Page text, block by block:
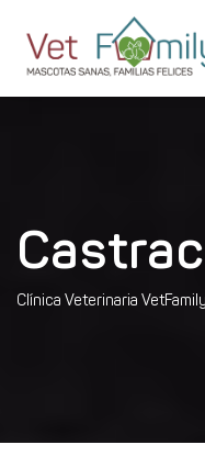
Clínica Veterinaria VetFamily